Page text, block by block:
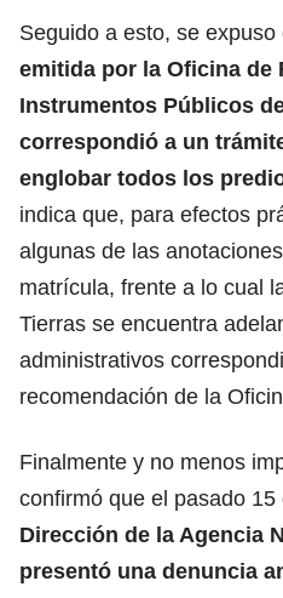
Seguido a esto, se expuso
emitida por la Oficina de
Instrumentos Públicos
correspondió a un
englobar todos los
indica que, para efectos
algunas de las
matrícula, frente a lo cual
Tierras se encuentra
administrativos
recomendación de la
Finalmente y no menos
confirmó que el pasado 15
Dirección de la Agencia
presentó una denuncia